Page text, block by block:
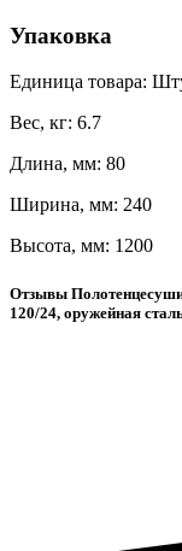
Упаковка
Единица товара:
Вес, кг: 6.7
Длина, мм: 80
Ширина, мм: 240
Высота, мм: 1200
Отзывы
120/24, оружейная